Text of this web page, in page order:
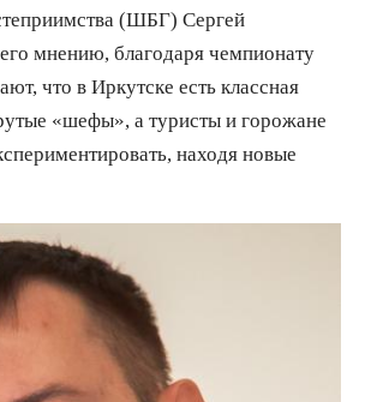
(ШБГ) Сергей
мнению, благодаря чемпионату
что в Иркутске есть классная
«шефы», а туристы и горожане
находя новые